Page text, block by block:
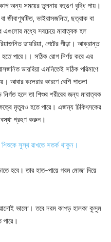
অন্য সময়ের তুলনায় বহুগুণ বৃদ্ধি পায়।
জীবাণুঘটিত, ভাইরাসজনিত, ছত্রাক বা
মধ্যে সবচেয়ে মারাত্বক হল
ডায়রিয়া, পেটের পীড়া। আক্রান্ত
হতে পারে।। সঠিক রোগ নির্ণয় করে এর
ডায়রিয়া এমনিতেই সঠিক পরিমাণে
আবার কলেরার কারণে বেশি পাতলা
হলে তা শিশুর শরীরের জন্য মারাত্বক
মৃত্যুও হতে পারে। এজন্য চিকিৎসকের
গ্রহণ করুন।
সুস্থ রাখতে সতর্ক থাকুন।
হবে। তার হাত-পায়ে গরম মোজা দিয়ে
ভালো। তবে নরম কাপড় হালকা কুসুম
পারে।